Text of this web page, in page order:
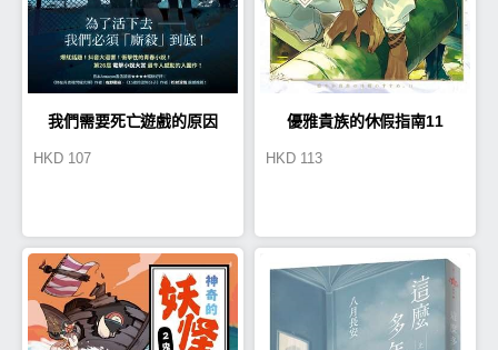
我們需要死亡遊戲的原因
HKD 107
優雅貴族的休假指南11
HKD 113